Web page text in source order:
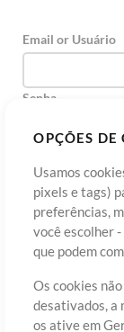
OPÇÕES DE
Usamos
pixels e tags)
preferências,
você escolher
que podem
Os cookies
desativados, a
os ative em
Email or Usuário
Senha
Cadastre-se
Termos
©2006-2026 por